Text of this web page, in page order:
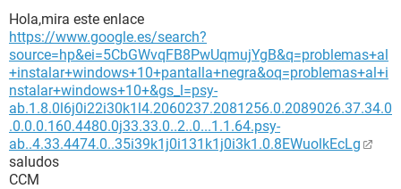
Hola,mira este enlace
https://www.google.es/search?
source=hp&ei=5CbGWvqFB8PwUqmujYgB&q=problemas+al
+instalar+windows+10+pantalla+negra&oq=problemas+al+i
nstalar+windows+10+&gs_l=psy-
ab.1.8.0l6j0i22i30k1l4.2060237.2081256.0.2089026.37.34.0
.0.0.0.160.4480.0j33.33.0..2..0...1.1.64.psy-
ab..4.33.4474.0..35i39k1j0i131k1j0i3k1.0.8EWuolkEcLg
saludos
CCM